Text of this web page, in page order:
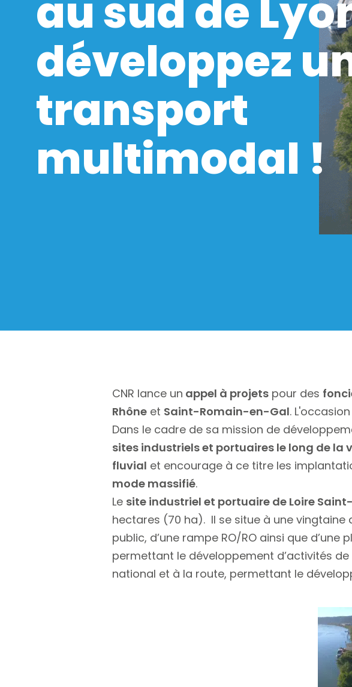
au sud de
développez
transport
multimodal !
CNR lance un appel à projets pour des
Rhône et Saint-Romain-en-Gal.
Dans le cadre de sa mission de
sites industriels et portuaires le long de la
fluvial et encourage à ce titre les
mode massifié.
Le site industriel et portuaire de Loire
hectares (70 ha). Il se situe à une vingtaine
public, d’une rampe RO/RO ainsi que
permettant le développement d’activités
national et à la route, permettant le